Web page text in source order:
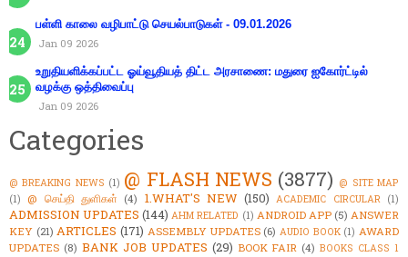
பள்ளி காலை வழிபாட்டு செயல்பாடுகள் - 09.01.2026
Jan 09 2026
உறுதியளிக்கப்பட்ட ஓய்வூதியத் திட்ட அரசாணை: மதுரை ஐகோர்ட்டில்
வழக்கு ஒத்திவைப்பு
Jan 09 2026
Categories
@ BREAKING NEWS (1) @ FLASH NEWS (3877) @ SITE MAP
(1) @ செய்தி துளிகள் (4) 1.WHAT'S NEW (150) ACADEMIC CIRCULAR (1)
ADMISSION UPDATES (144) AHM RELATED (1) ANDROID APP (5) ANSWER
KEY (21) ARTICLES (171) ASSEMBLY UPDATES (6) AUDIO BOOK (1) AWARD
UPDATES (8) BANK JOB UPDATES (29) BOOK FAIR (4) BOOKS CLASS 1